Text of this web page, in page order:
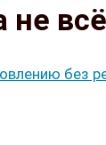
не
без